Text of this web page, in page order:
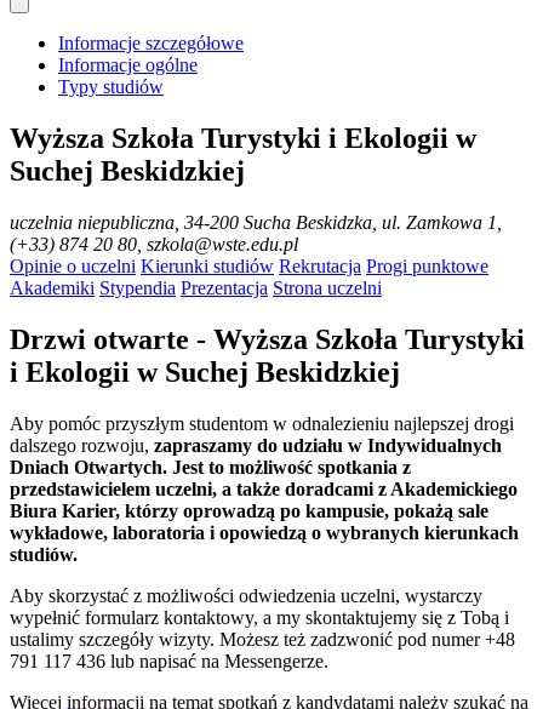
Informacje szczegółowe
Informacje ogólne
Typy studiów
Wyższa Szkoła Turystyki i Ekologii w
Suchej Beskidzkiej
uczelnia niepubliczna , 34-200 Sucha Beskidzka, ul. Zamkowa 1,
(+33) 874 20 80, szkola@wste.edu.pl
Opinie o uczelni Kierunki studiów Rekrutacja Progi punktowe
Akademiki Stypendia Prezentacja Strona uczelni
Drzwi otwarte - Wyższa Szkoła Turystyki
i Ekologii w Suchej Beskidzkiej
Aby pomóc przyszłym studentom w odnalezieniu najlepszej drogi
dalszego rozwoju, zapraszamy do udziału w Indywidualnych
Dniach Otwartych. Jest to możliwość spotkania z
przedstawicielem uczelni, a także doradcami z Akademickiego
Biura Karier, którzy oprowadzą po kampusie, pokażą sale
wykładowe, laboratoria i opowiedzą o wybranych kierunkach
studiów.
Aby skorzystać z możliwości odwiedzenia uczelni, wystarczy
wypełnić formularz kontaktowy, a my skontaktujemy się z Tobą i
ustalimy szczegóły wizyty. Możesz też zadzwonić pod numer +48
791 117 436 lub napisać na Messengerze.
Więcej informacji na temat spotkań z kandydatami należy szukać na